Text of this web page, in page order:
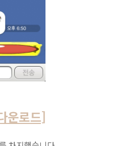
운로드]